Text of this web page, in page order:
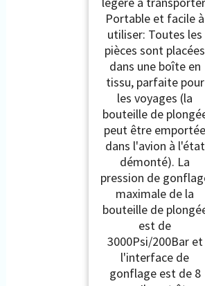
Portable et facile à
utiliser: Toutes les
pièces sont placées
dans une boîte en
tissu, parfaite pour
les voyages (la
bouteille de
peut être emportée
dans l'avion à l'état
démonté). La
pression de
maximale de la
bouteille de
est de
3000Psi/200Bar et
l'interface de
gonflage est de 8